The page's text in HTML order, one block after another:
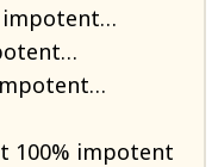
impotent…
100% impotent